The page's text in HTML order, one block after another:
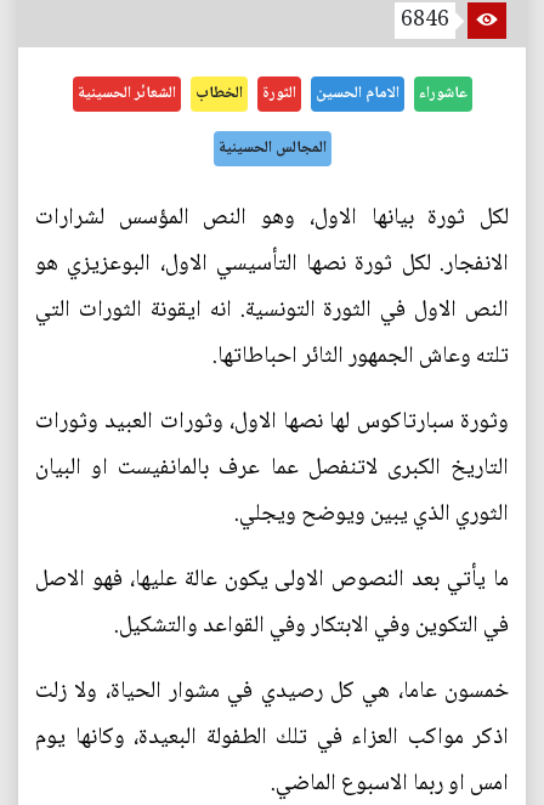
6846
عاشوراء الامام الحسين الثورة الخطاب الشعائر الحسينية
المجالس الحسينية
لكل ثورة بيانها الاول، وهو النص المؤسس لشرارات
الانفجار. لكل ثورة نصها التأسيسي الاول، البوعزيزي هو
النص الاول في الثورة التونسية. انه ايقونة الثورات التي
تلته وعاش الجمهور الثائر احباطاتها.
وثورة سبارتاكوس لها نصها الاول، وثورات العبيد وثورات
التاريخ الكبرى لاتنفصل عما عرف بالمانفيست او البيان
الثوري الذي يبين ويوضح ويجلي.
ما يأتي بعد النصوص الاولى يكون عالة عليها، فهو الاصل
في التكوين وفي الابتكار وفي القواعد والتشكيل.
خمسون عاما، هي كل رصيدي في مشوار الحياة، ولا زلت
اذكر مواكب العزاء في تلك الطفولة البعيدة، وكانها يوم
امس او ربما الاسبوع الماضي.